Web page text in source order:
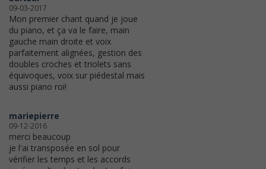
09-03-2017
Mon premier chant quand je joue
du piano, et ça va le faire, main
gauche main droite et voix
parfaitement alignées, gestion des
doubles croches et triolets sans
équivoques, voix sur piédestal mais
aussi piano roi!
mariepierre
09-12-2016
merci beaucoup
je l'ai transposée en sol pour
vérifier les temps et les accords